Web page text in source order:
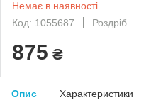
Немає в наявності
Код: 1055687
Роздріб
875 ₴
Опис Характеристики